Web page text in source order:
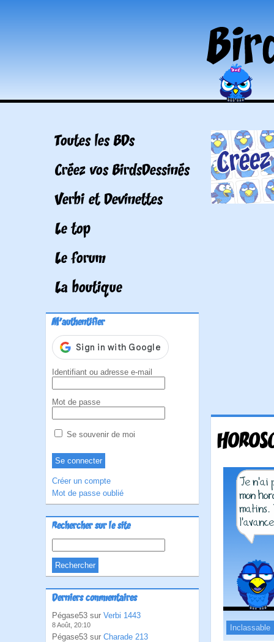
Toutes les BDs
Créez vos BirdsDessinés
Verbi et Devinettes
Le top
Le forum
La boutique
M'authentifier
Identifiant ou adresse e-mail
Mot de passe
Se souvenir de moi
Créer un compte
Mot de passe oublié
Rechercher sur le site
Derniers commentaires
Pégase53 sur Verbi 1443
8 Août, 20:10
Pégase53 sur Charade 213
Inclassable